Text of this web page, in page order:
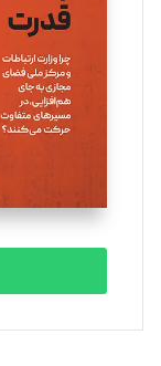
تحریریه
ملینا
تحریریه
تحریریه
بابک
تحریریه